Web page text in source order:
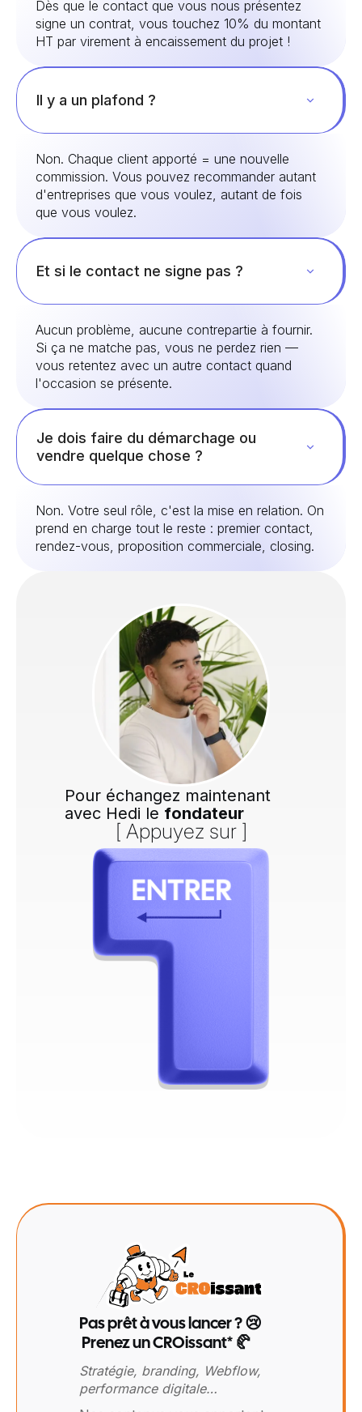
Dès que le contact que vous nous présentez
signe un contrat, vous touchez 10% du montant
HT par virement à encaissement du projet !
Il y a un plafond ?
Non. Chaque client apporté = une nouvelle
commission. Vous pouvez recommander autant
d'entreprises que vous voulez, autant de fois
que vous voulez.
Et si le contact ne signe pas ?
Aucun problème, aucune contrepartie à fournir.
Si ça ne matche pas, vous ne perdez rien —
vous retentez avec un autre contact quand
l'occasion se présente.
Je dois faire du démarchage ou
vendre quelque chose ?
Non. Votre seul rôle, c'est la mise en relation. On
prend en charge tout le reste : premier contact,
rendez-vous, proposition commerciale, closing.
Pour échangez maintenant
avec Hedi le fondateur
[ Appuyez sur ]
Pas prêt à vous lancer ? 😢
Prenez un CROissant* 🥐
Stratégie, branding, Webflow,
performance digitale…